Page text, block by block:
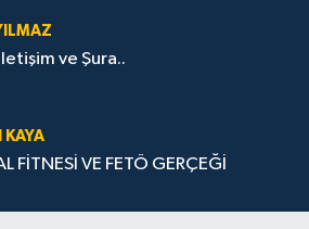
ve Şura..
KAYA
FİTNESİ VE FETÖ GERÇEĞİ